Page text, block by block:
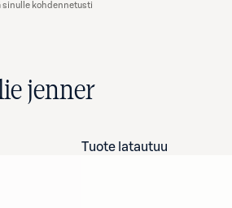
sinulle kohdennetusti
jenner
Tuote latautuu